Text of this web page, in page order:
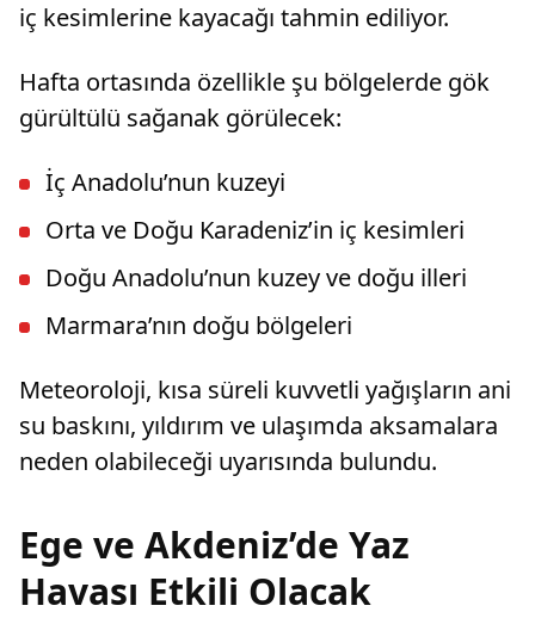
iç kesimlerine kayacağı tahmin ediliyor.
Hafta ortasında özellikle şu bölgelerde gök
gürültülü sağanak görülecek:
İç Anadolu’nun kuzeyi
Orta ve Doğu Karadeniz’in iç kesimleri
Doğu Anadolu’nun kuzey ve doğu illeri
Marmara’nın doğu bölgeleri
Meteoroloji, kısa süreli kuvvetli yağışların ani
su baskını, yıldırım ve ulaşımda aksamalara
neden olabileceği uyarısında bulundu.
Ege ve Akdeniz’de Yaz
Havası Etkili Olacak